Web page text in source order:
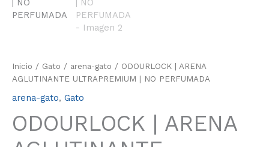
Inicio / Gato / arena-gato / ODOURLOCK | ARENA
AGLUTINANTE ULTRAPREMIUM | NO PERFUMADA
arena-gato, Gato
ODOURLOCK | ARENA